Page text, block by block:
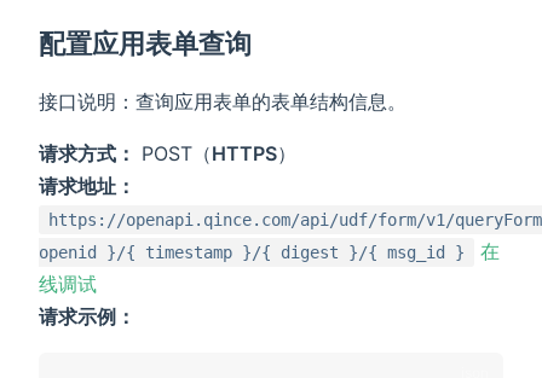
配置应用表单查询
接口说明：查询应用表单的表单结构信息。
请求方式： POST（HTTPS）
请求地址：
https://openapi.qince.com/api/udf/form/v1/
openid }/{ timestamp }/{ digest }/{ msg_id }
在
线调试
请求示例：